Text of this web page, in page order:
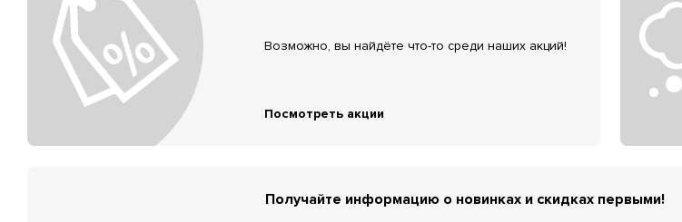
Возможно, вы найдёте что-то среди наших акций!
Посмотреть акции
Получайте информацию о новинках и скидках первыми!